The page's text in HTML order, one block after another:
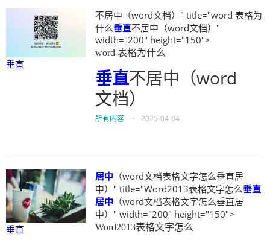
垂直
不居中（word文档）" title="word 表格为
什么垂直不居中（word文档）"
width="200" height="150">
word 表格为什么
垂直不居中（word
文档）
所有内容 • 2025-04-04
垂直
居中 （word文档表格文字怎么垂直居
中）" title="Word2013表格文字怎么垂直
居中 （word文档表格文字怎么垂直居
中）" width="200" height="150">
Word2013表格文字怎么